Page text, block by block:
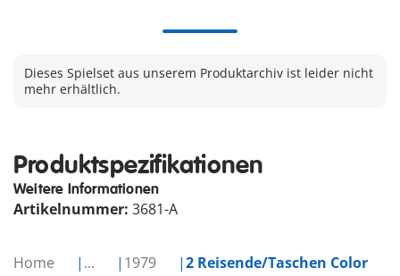
Home ... 1979 2 Reisende/Taschen Color
Dieses Spielset aus unserem Produktarchiv ist leider nicht
mehr erhältlich.
Produktspezifikationen
Weitere Informationen
Artikelnummer: 3681-A